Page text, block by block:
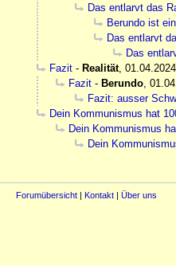
Das entlarvt das
Berundo ist
Das entlarvt
Das
Fazit - Realität,
Fazit - Berundo
Fazit: ausser
Dein Kommunismus hat
Dein Kommunismus
Dein
Forumübersicht | Kontakt | Über uns